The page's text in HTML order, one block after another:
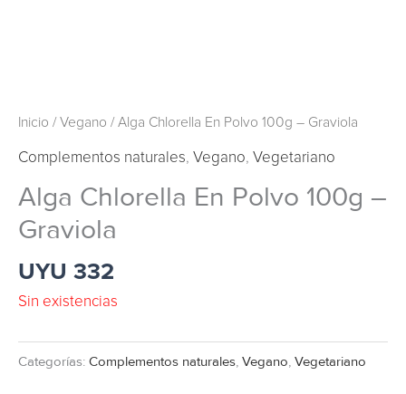
Inicio / Vegano / Alga Chlorella En Polvo 100g – Graviola
Complementos naturales, Vegano, Vegetariano
Alga Chlorella En Polvo 100g –
Graviola
UYU 332
Sin existencias
Categorías: Complementos naturales, Vegano, Vegetariano